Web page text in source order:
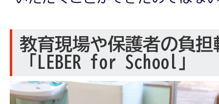
教育現場や保護者の負
「LEBER for School」